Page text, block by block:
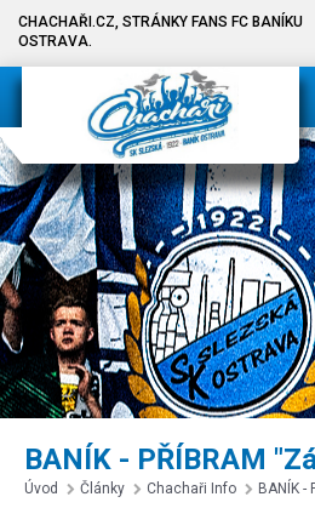
CHACHAŘI.CZ, STRÁNKY FANS FC BANÍKU
OSTRAVA.
BANÍK - PŘÍBRAM
Úvod Články Chachaři Info BANÍK -